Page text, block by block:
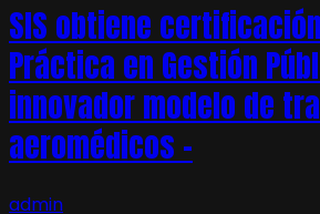
SIS obtiene
Práctica en Gestión
innovador modelo de
aeromédicos –
admin